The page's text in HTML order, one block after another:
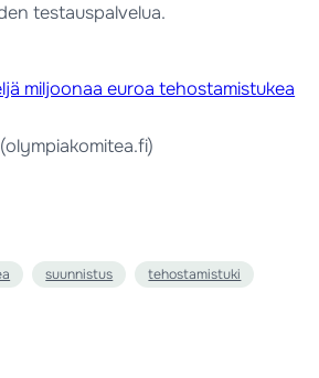
testauspalvelua.
miljoonaa euroa tehostamistukea
(olympiakomitea.fi)
suunnistus tehostamistuki